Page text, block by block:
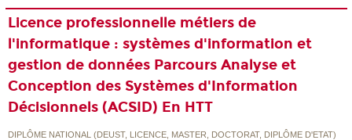
Licence professionnelle métiers de
l'informatique : systèmes d'information et
gestion de données Parcours Analyse et
Conception des Systèmes d'Information
Décisionnels (ACSID) En HTT
DIPLÔME NATIONAL (DEUST, LICENCE, MASTER, DOCTORAT, DIPLÔME D'ETAT)